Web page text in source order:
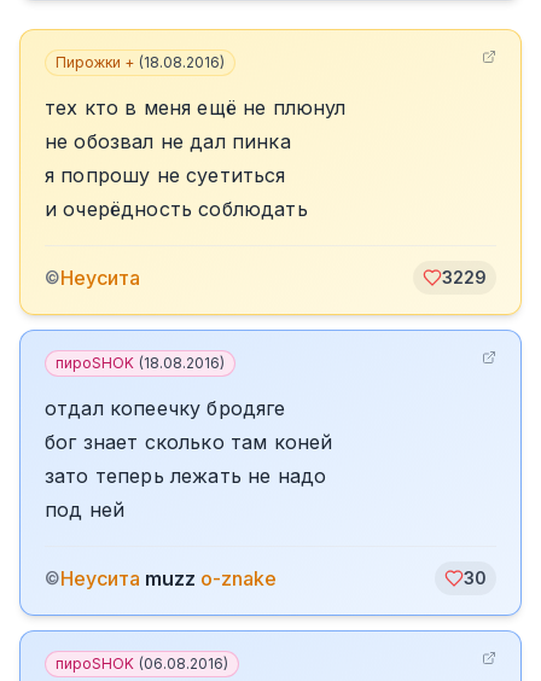
Пирожки + (18.08.2016)
тех кто в меня ещё не плюнул
не обозвал не дал пинка
я попрошу не суетиться
и очерёдность соблюдать
©Неусита 3229
пироSHOK (18.08.2016)
отдал копеечку бродяге
бог знает сколько там коней
зато теперь лежать не надо
под ней
©Неусита muzz o-znake 30
пироSHOK (06.08.2016)